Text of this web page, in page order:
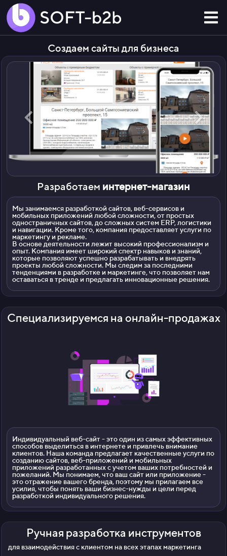
Создаем сайты для бизнеса
Разработаем интернет-магазин
Мы занимаемся разработкой сайтов, веб-сервисов и
мобильных приложений любой сложности, от простых
одностраничных сайтов, до сложных систем ERP, логистики
и навигации. Кроме того, компания предоставляет услуги по
маркетингу и рекламе.
В основе деятельности лежит высокий профессионализм и
опыт. Компания имеет широкий спектр навыков и знаний,
которые позволяют успешно разрабатывать и внедрять
проекты любой сложности. Мы следим за последними
тенденциями в разработке и маркетинге, что позволяет нам
оставаться в тренде и предлагать инновационные решения.
Специализируемся на онлайн-продажах
Индивидуальный веб-сайт - это один из самых эффективных
способов выделиться в интернете и привлечь внимание
клиентов. Наша команда предлагает качественные услуги по
созданию сайтов, веб-приложений и мобильных
приложений разработанных с учетом ваших потребностей и
пожеланий. Мы понимаем, что ваш сайт или приложение -
это отражение вашего бренда, поэтому мы прилагаем все
усилия, чтобы понять ваши бизнес-нужды и цели перед
разработкой индивидуального решения.
Ручная разработка инструментов
для взаимодействия с клиентом на всех этапах маркетинга